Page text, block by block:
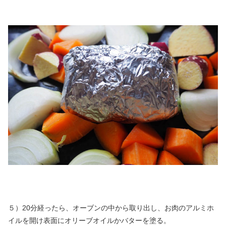
５）20分経ったら、オーブンの中から取り出し、お肉のアルミホ
イルを開け表面にオリーブオイルかバターを塗る。